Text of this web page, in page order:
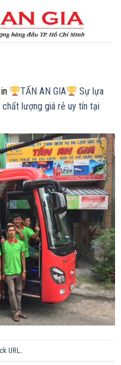
in TẤN AN GIA
Sự lựa
lượng giá rẻ uy tín tại
URL